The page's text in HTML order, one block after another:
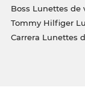
Boss Lunettes de
Tommy Hilfiger
Carrera Lunettes